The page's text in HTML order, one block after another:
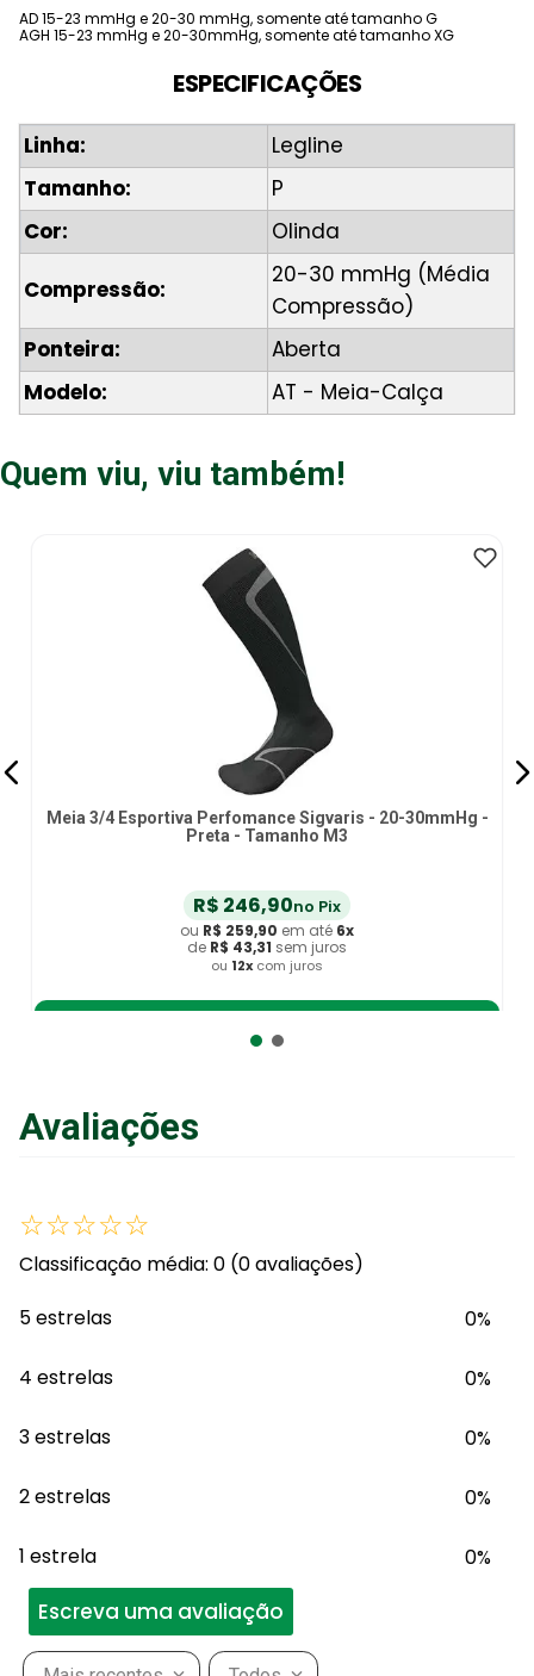
AD 15-23 mmHg e 20-30 mmHg, somente até tamanho G
AGH 15-23 mmHg e 20-30mmHg, somente até tamanho XG
ESPECIFICAÇÕES
Linha:
Legline
Tamanho:
P
Cor:
Olinda
Compressão:
20-30 mmHg (Média
Compressão)
Ponteira:
Aberta
Modelo:
AT - Meia-Calça
Quem viu, viu também!
Meia 3/4 Esportiva Perfomance Sigvaris - 20-30mmHg -
Preta - Tamanho M3
R$ 246,90no Pix
ou R$ 259,90 em até 6x
de R$ 43,31 sem juros
ou 12x com juros
Avaliações
☆☆☆☆☆
Classificação média: 0 (0 avaliações)
5 estrelas
0%
4 estrelas 0%
3 estrelas 0%
2 estrelas 0%
1 estrela 0%
Escreva uma avaliação